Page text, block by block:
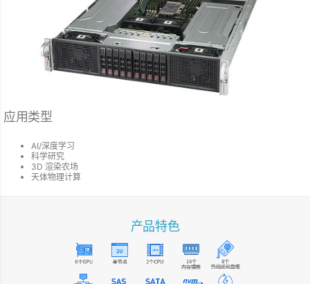
应用类型
AI/深度学习
科学研究
3D 渲染农场
天体物理计算
产品特色